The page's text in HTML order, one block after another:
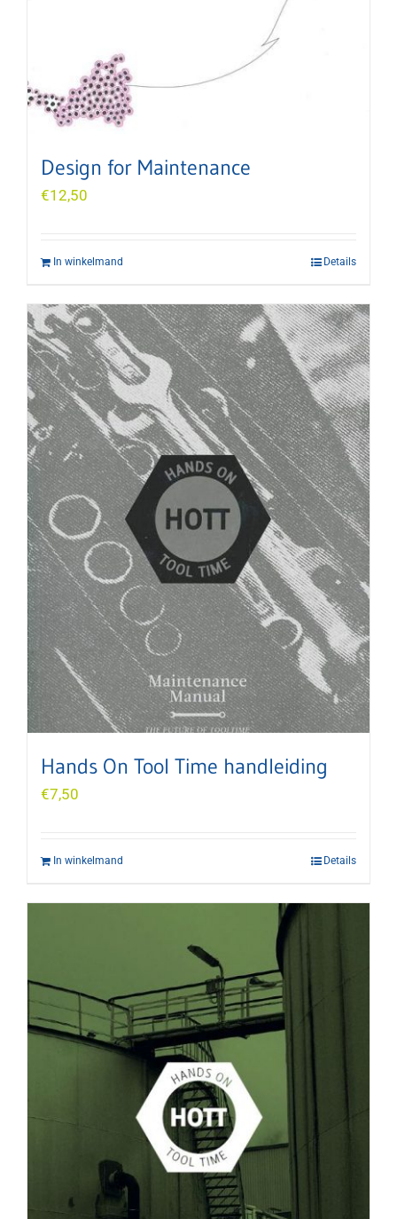
Design for Maintenance
€12,50
In winkelmand Details
Hands On Tool Time handleiding
€7,50
In winkelmand Details